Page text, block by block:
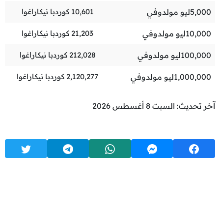
5,000ليو مولدوفي 10,601 كوردبا نيكاراغوا
10,000ليو مولدوفي 21,203 كوردبا نيكاراغوا
100,000ليو مولدوفي 212,028 كوردبا نيكاراغوا
1,000,000ليو مولدوفي 2,120,277 كوردبا نيكاراغوا
آخر تحديث: السبت 8 أغسطس 2026